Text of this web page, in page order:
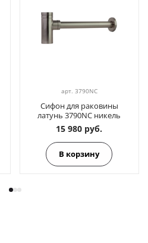
арт. 3790NC
Сифон для раковины
латунь 3790NC никель
15 980 руб.
В корзину